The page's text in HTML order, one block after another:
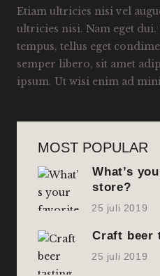
Etiam ultricies nisi vel
ultricies nisi. Nam eget dui.
tempus, tellus eget
semper libero, sit amet
ipsum. Ut wisi enim ad
MOST POPULAR
What’s
store?
25 juli 2019
Craft beer
25 juli 2019